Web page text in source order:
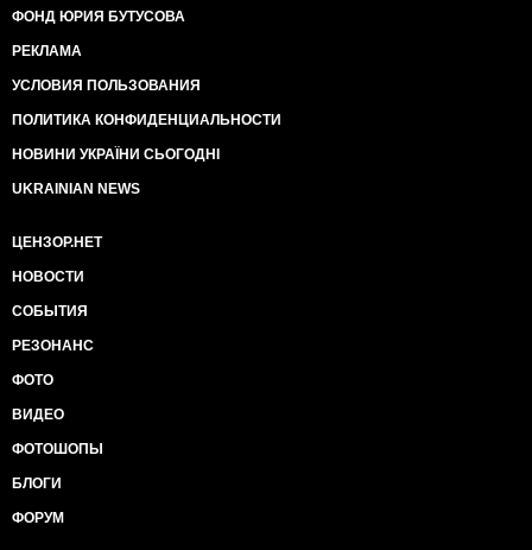
ФОНД ЮРИЯ БУТУСОВА
РЕКЛАМА
УСЛОВИЯ ПОЛЬЗОВАНИЯ
ПОЛИТИКА КОНФИДЕНЦИАЛЬНОСТИ
НОВИНИ УКРАЇНИ СЬОГОДНІ
UKRAINIAN NEWS
ЦЕНЗОР.НЕТ
НОВОСТИ
СОБЫТИЯ
РЕЗОНАНС
ФОТО
ВИДЕО
ФОТОШОПЫ
БЛОГИ
ФОРУМ